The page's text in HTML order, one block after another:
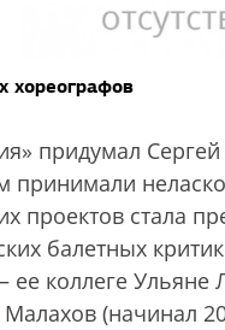
хореографов
придумал
принимали
проектов стала
балетных
ее коллеге
(начинал 20